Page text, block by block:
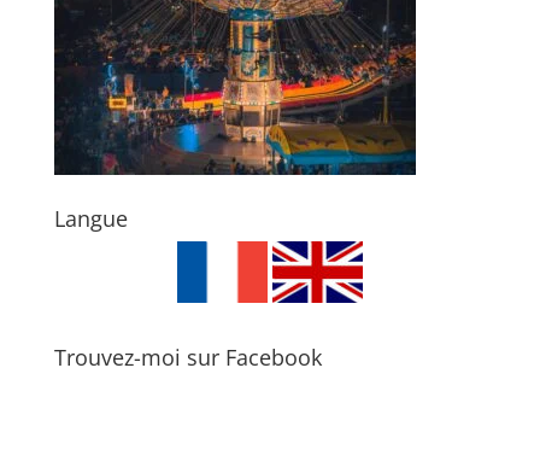
Langue
Trouvez-moi sur Facebook